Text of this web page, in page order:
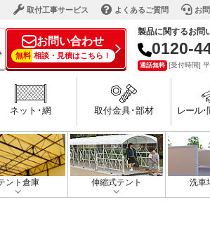
取付工事サービス よくあるご質問 お
お問い合わせ
無料 相談・見積はこちら！
製品に関するお問
0120-
通話無料 [受付時間]
ネット･網 取付金具･部材 レール･
ント倉庫 伸縮式テント 洗車